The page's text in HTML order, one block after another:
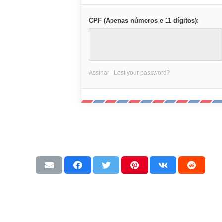
CPF (Apenas números e 11 dígitos):
Assinar Lost your password?